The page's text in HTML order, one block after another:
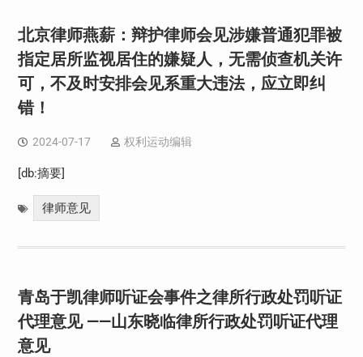
北京律师燕薪：辩护律师会见涉嫌普通犯罪被
指定居所监视居住的嫌疑人，无需侦查机关许
可，不及时安排会见系重大违法，应立即纠
错！
2024-07-17 权利运动编辑
[db:摘要]
律师意见
青岛于凯律师听证会事件之律所行政处罚听证
代理意见 ——山东晓临律所行政处罚听证代理
意见